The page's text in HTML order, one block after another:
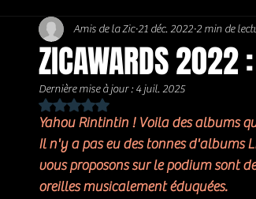
Soft Rock / Folk Jazz Soul / Funk /
Country / Americana
ZICAWARDS 2022
Amis de la Zic 21 déc. 2022 2 min de
Dernière mise à jour :4 juil. 2025
Noté NaN étoiles sur 5.
Yahou Rintintin ! Voila des albums
Il n'y a pas eu des tonnes d'albums
vous proposons sur le podium sont
oreilles musicalement éduquées.